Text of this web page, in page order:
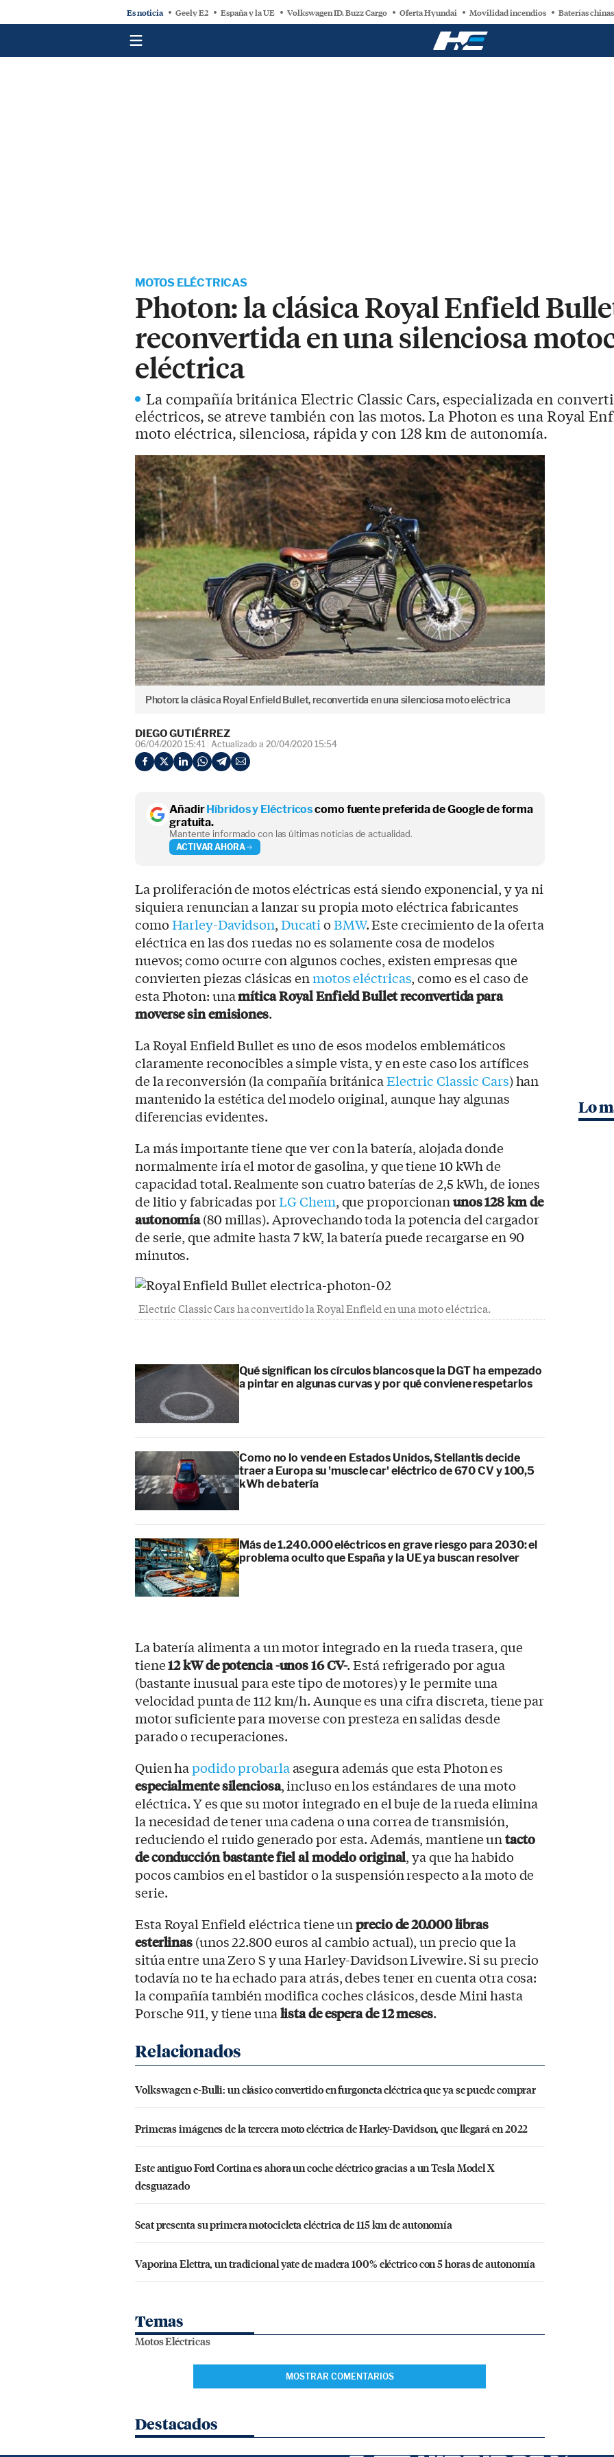
Es noticia Geely E2 España y la UE Volkswagen ID. Buzz Cargo Oferta Hyundai Movilidad incendios Baterías chinas
MOTOS ELÉCTRICAS
Photon: la clásica Royal Enfield
reconvertida en una silenciosa
eléctrica
La compañía británica Electric Classic Cars, especializada en
eléctricos, se atreve también con las motos. La Photon es una Royal
moto eléctrica, silenciosa, rápida y con 128 km de autonomía.
Photon: la clásica Royal Enfield Bullet, reconvertida en una silenciosa moto eléctrica
DIEGO GUTIÉRREZ
06/04/2020 15:41 Actualizado a 20/04/2020 15:54
AñadirHíbridos y Eléctricoscomo fuente preferida de Google de forma
gratuita.
Mantente informado con las últimas noticias de actualidad.
ACTIVAR AHORA
La proliferación de motos eléctricas está siendo exponencial, y ya ni
siquiera renuncian a lanzar su propia moto eléctrica fabricantes
comoHarley-Davidson,DucatioBMW. Este crecimiento de la oferta
eléctrica en las dos ruedas no es solamente cosa de modelos
nuevos; como ocurre con algunos coches, existen empresas que
convierten piezas clásicas enmotos eléctricas, como es el caso de
esta Photon: unamítica Royal Enfield Bullet reconvertida para
moverse sin emisiones.
La Royal Enfield Bullet es uno de esos modelos emblemáticos
claramente reconocibles a simple vista, y en este caso los artífices
de la reconversión (la compañía británicaElectric Classic Cars) han
mantenido la estética del modelo original, aunque hay algunas
diferencias evidentes.
La más importante tiene que ver con la batería, alojada donde
normalmente iría el motor de gasolina, y que tiene 10 kWh de
capacidad total. Realmente son cuatro baterías de 2,5 kWh, de iones
de litio y fabricadas porLG Chem, que proporcionanunos 128 km de
autonomía(80 millas). Aprovechando toda la potencia del cargador
de serie, que admite hasta 7 kW, la batería puede recargarse en 90
minutos.
Electric Classic Cars ha convertido la Royal Enfield en una moto eléctrica.
Qué significan los círculos blancos que la DGT ha empezado
a pintar en algunas curvas y por qué conviene respetarlos
Como no lo vende en Estados Unidos, Stellantis decide
traer a Europa su 'muscle car' eléctrico de 670 CV y 100,5
kWh de batería
Más de 1.240.000 eléctricos en grave riesgo para 2030: el
problema oculto que España y la UE ya buscan resolver
La batería alimenta a un motor integrado en la rueda trasera, que
tiene12 kW de potencia -unos 16 CV-. Está refrigerado por agua
(bastante inusual para este tipo de motores) y le permite una
velocidad punta de 112 km/h. Aunque es una cifra discreta, tiene par
motor suficiente para moverse con presteza en salidas desde
parado o recuperaciones.
Quien hapodido probarlaasegura además que esta Photon es
especialmente silenciosa, incluso en los estándares de una moto
eléctrica. Y es que su motor integrado en el buje de la rueda elimina
la necesidad de tener una cadena o una correa de transmisión,
reduciendo el ruido generado por esta. Además, mantiene untacto
de conducción bastante fiel al modelo original, ya que ha habido
pocos cambios en el bastidor o la suspensión respecto a la moto de
serie.
Esta Royal Enfield eléctrica tiene unprecio de 20.000 libras
esterlinas(unos 22.800 euros al cambio actual), un precio que la
sitúa entre una Zero S y una Harley-Davidson Livewire. Si su precio
todavía no te ha echado para atrás, debes tener en cuenta otra cosa:
la compañía también modifica coches clásicos, desde Mini hasta
Porsche 911, y tiene unalista de espera de 12 meses.
Volkswagen e-Bulli: un clásico convertido en furgoneta eléctrica que ya se puede comprar
Primeras imágenes de la tercera moto eléctrica de Harley-Davidson, que llegará en 2022
Este antiguo Ford Cortina es ahora un coche eléctrico gracias a un Tesla Model X
desguazado
Seat presenta su primera motocicleta eléctrica de 115 km de autonomía
Vaporina Elettra, un tradicional yate de madera 100% eléctrico con 5 horas de autonomía
Temas
Motos Eléctricas
MOSTRAR COMENTARIOS
Destacados
Lo